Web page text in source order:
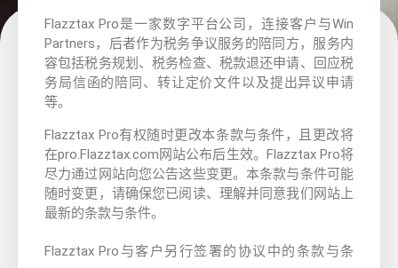
Flazztax Pro是一家数字平台公司，连接客户与Win
Partners，后者作为税务争议服务的陪同方，服务内
容包括税务规划、税务检查、税款退还申请、回应税
务局信函的陪同、转让定价文件以及提出异议申请
等。
Flazztax Pro有权随时更改本条款与条件，且更改将
在pro.Flazztax.com网站公布后生效。Flazztax Pro将
尽力通过网站向您公告这些变更。本条款与条件可能
随时变更，请确保您已阅读、理解并同意我们网站上
最新的条款与条件。
Flazztax Pro与客户另行签署的协议中的条款与条